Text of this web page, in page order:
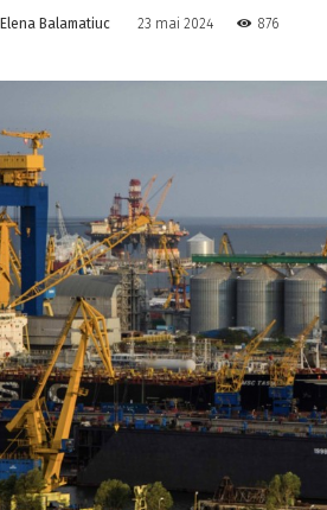
Elena Balamatiuc 23 mai 2024 876